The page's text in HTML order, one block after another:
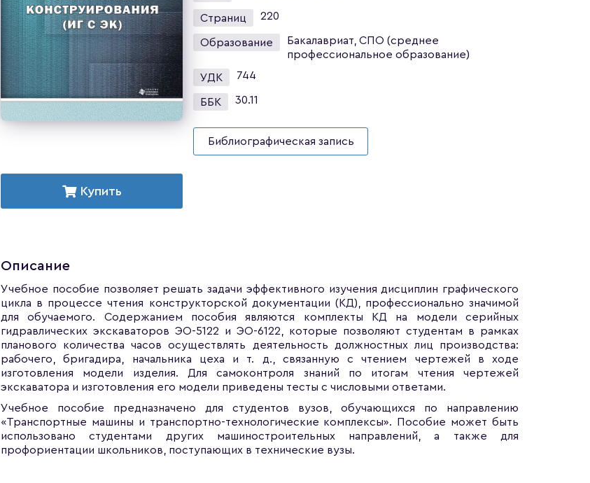
Купить
Страниц 220
Образование
Бакалавриат, СПО (среднее
профессиональное образование)
УДК 744
ББК 30.11
Библиографическая запись
Описание
Учебное пособие позволяет решать задачи эффективного изучения дисциплин графического
цикла в процессе чтения конструкторской документации (КД), профессионально значимой
для обучаемого. Содержанием пособия являются комплекты КД на модели серийных
гидравлических экскаваторов ЭО-5122 и ЭО-6122, которые позволяют студентам в рамках
планового количества часов осуществлять деятельность должностных лиц производства:
рабочего, бригадира, начальника цеха и т. д., связанную с чтением чертежей в ходе
изготовления модели изделия. Для самоконтроля знаний по итогам чтения чертежей
экскаватора и изготовления его модели приведены тесты с числовыми ответами.
Учебное пособие предназначено для студентов вузов, обучающихся по направлению
«Транспортные машины и транспортно-технологические комплексы». Пособие может быть
использовано студентами других машиностроительных направлений, а также для
профориентации школьников, поступающих в технические вузы.